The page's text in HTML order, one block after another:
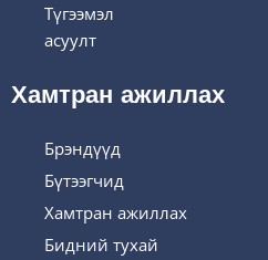
Түгээмэл
асуулт
Хамтран ажиллах
Брэндүүд
Бүтээгчид
Хамтран ажиллах
Бидний тухай